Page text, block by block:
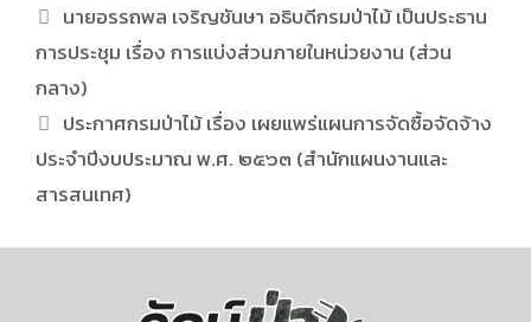
นายอรรถพล เจริญชันษา อธิบดีกรมป่าไม้ เป็นประธาน
การประชุม เรื่อง การแบ่งส่วนภายในหน่วยงาน (ส่วน
กลาง)
ประกาศกรมป่าไม้ เรื่อง เผยแพร่แผนการจัดซื้อจัดจ้าง
ประจำปีงบประมาณ พ.ศ. ๒๕๖๓ (สำนักแผนงานและ
สารสนเทศ)